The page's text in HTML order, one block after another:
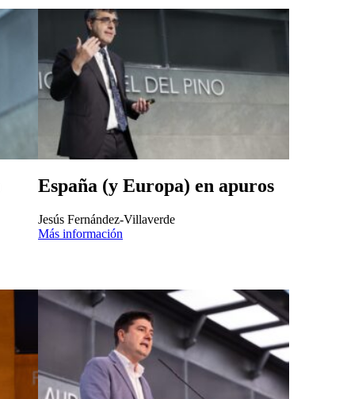
España (y Europa) en apuros
Jesús Fernández-Villaverde
Más información